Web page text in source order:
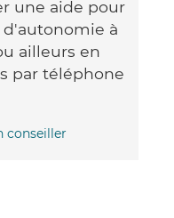
une aide pour
à
ailleurs en
par téléphone
conseiller